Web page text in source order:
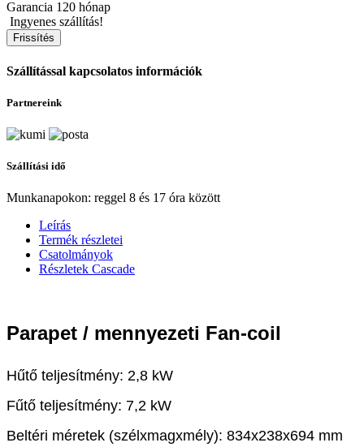
Garancia 120 hónap
Ingyenes szállítás!
Szállítással kapcsolatos információk
Partnereink
Szállítási idő
Munkanapokon: reggel 8 és 17 óra között
Leírás
Termék részletei
Csatolmányok
Részletek Cascade
Parapet / mennyezeti Fan-coil
Hűtő teljesítmény: 2,8 kW
Fűtő teljesítmény: 7,2 kW
Beltéri méretek (szélxmagxmély): 834x238x694 mm